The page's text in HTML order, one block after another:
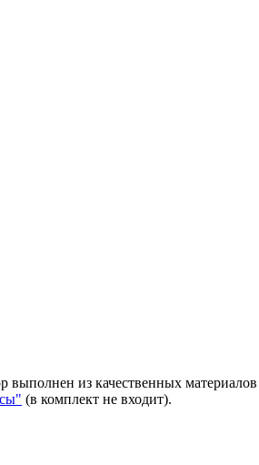
выполнен из качественных
(в комплект не входит).